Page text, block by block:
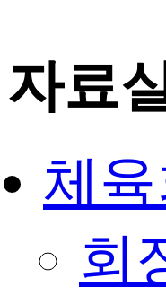
자료
체
회